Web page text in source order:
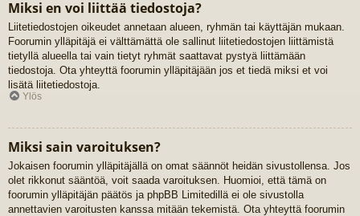
Miksi en voi liittää tiedostoja?
Liitetiedostojen oikeudet annetaan alueen, ryhmän tai käyttäjän mukaan.
Foorumin ylläpitäjä ei välttämättä ole sallinut liitetiedostojen liittämistä
tietyllä alueella tai vain tietyt ryhmät saattavat pystyä liittämään
tiedostoja. Ota yhteyttä foorumin ylläpitäjään jos et tiedä miksi et voi
lisätä liitetiedostoja.
Ylös
Miksi sain varoituksen?
Jokaisen foorumin ylläpitäjällä on omat säännöt heidän sivustollensa. Jos
olet rikkonut sääntöä, voit saada varoituksen. Huomioi, että tämä on
foorumin ylläpitäjän päätös ja phpBB Limitedillä ei ole sivustolla
annettavien varoitusten kanssa mitään tekemistä. Ota yhteyttä foorumin